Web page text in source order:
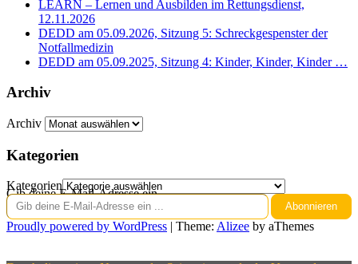
LEARN – Lernen und Ausbilden im Rettungsdienst,
12.11.2026
DEDD am 05.09.2026, Sitzung 5: Schreckgespenster der
Notfallmedizin
DEDD am 05.09.2025, Sitzung 4: Kinder, Kinder, Kinder …
Archiv
Archiv
Kategorien
Kategorien
Gib deine E-Mail-Adresse ein ...
Abonnieren
Proudly powered by WordPress | Theme: Alizee by aThemes